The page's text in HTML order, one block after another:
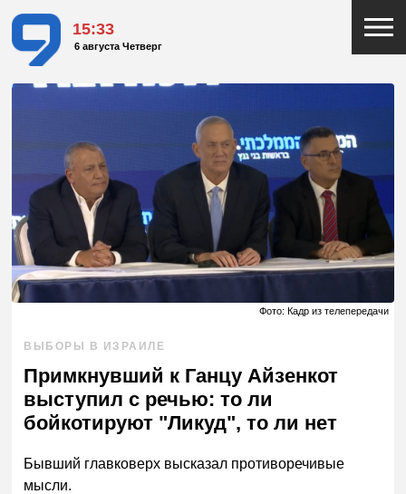
15:33
6 августа Четверг
Фото: Кадр из телепередачи
ВЫБОРЫ В ИЗРАИЛЕ
Примкнувший к Ганцу Айзенкот
выступил с речью: то ли
бойкотируют "Ликуд", то ли нет
Бывший главковерх высказал противоречивые
мысли.